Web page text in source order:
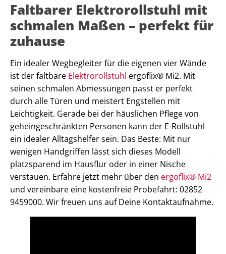
Faltbarer Elektrorollstuhl mit
schmalen Maßen – perfekt für
zuhause
Ein idealer Wegbegleiter für die eigenen vier Wände
ist der faltbare Elektrorollstuhl ergoflix® Mi2. Mit
seinen schmalen Abmessungen passt er perfekt
durch alle Türen und meistert Engstellen mit
Leichtigkeit. Gerade bei der häuslichen Pflege von
geheingeschränkten Personen kann der E-Rollstuhl
ein idealer Alltagshelfer sein. Das Beste: Mit nur
wenigen Handgriffen lässt sich dieses Modell
platzsparend im Hausflur oder in einer Nische
verstauen. Erfahre jetzt mehr über den ergoflix® Mi2
und vereinbare eine kostenfreie Probefahrt: 02852
9459000. Wir freuen uns auf Deine Kontaktaufnahme.